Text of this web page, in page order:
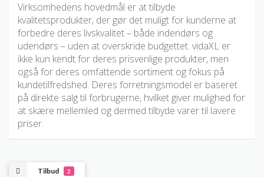
Virksomhedens hovedmål er at tilbyde
kvalitetsprodukter, der gør det muligt for kunderne at
forbedre deres livskvalitet – både indendørs og
udendørs – uden at overskride budgettet. vidaXL er
ikke kun kendt for deres prisvenlige produkter, men
også for deres omfattende sortiment og fokus på
kundetilfredshed. Deres forretningsmodel er baseret
på direkte salg til forbrugerne, hvilket giver mulighed for
at skære mellemled og dermed tilbyde varer til lavere
priser.
Tilbud 2